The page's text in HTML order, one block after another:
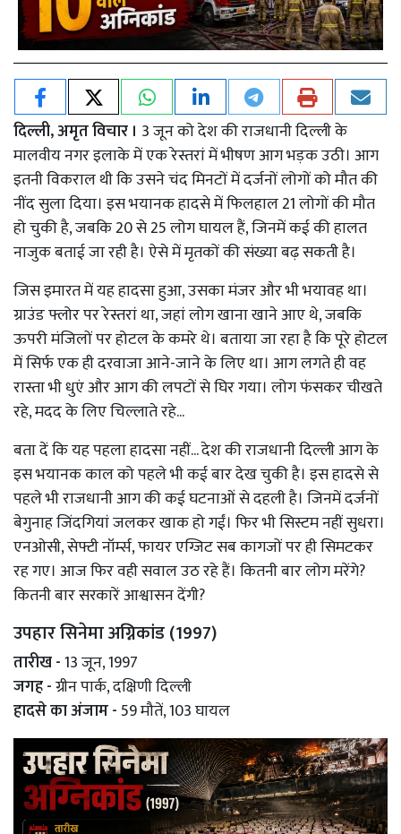
दिल्ली, अमृत विचार । 3 जून को देश की राजधानी दिल्ली के
मालवीय नगर इलाके में एक रेस्तरां में भीषण आग भड़क उठी। आग
इतनी विकराल थी कि उसने चंद मिनटों में दर्जनों लोगों को मौत की
नींद सुला दिया। इस भयानक हादसे में फिलहाल 21 लोगों की मौत
हो चुकी है, जबकि 20 से 25 लोग घायल हैं, जिनमें कई की हालत
नाजुक बताई जा रही है। ऐसे में मृतकों की संख्या बढ़ सकती है।
जिस इमारत में यह हादसा हुआ, उसका मंजर और भी भयावह था।
ग्राउंड फ्लोर पर रेस्तरां था, जहां लोग खाना खाने आए थे, जबकि
ऊपरी मंजिलों पर होटल के कमरे थे। बताया जा रहा है कि पूरे होटल
में सिर्फ एक ही दरवाजा आने-जाने के लिए था। आग लगते ही वह
रास्ता भी धुएं और आग की लपटों से घिर गया। लोग फंसकर चीखते
रहे, मदद के लिए चिल्लाते रहे...
बता दें कि यह पहला हादसा नहीं... देश की राजधानी दिल्ली आग के
इस भयानक काल को पहले भी कई बार देख चुकी है। इस हादसे से
पहले भी राजधानी आग की कई घटनाओं से दहली है। जिनमें दर्जनों
बेगुनाह जिंदगियां जलकर खाक हो गईं। फिर भी सिस्टम नहीं सुधरा।
एनओसी, सेफ्टी नॉर्म्स, फायर एग्जिट सब कागजों पर ही सिमटकर
रह गए। आज फिर वही सवाल उठ रहे हैं। कितनी बार लोग मरेंगे?
कितनी बार सरकारें आश्वासन देंगी?
उपहार सिनेमा अग्निकांड (1997)
तारीख -13 जून, 1997
जगह -ग्रीन पार्क, दक्षिणी दिल्ली
हादसे का अंजाम -59 मौतें, 103 घायल